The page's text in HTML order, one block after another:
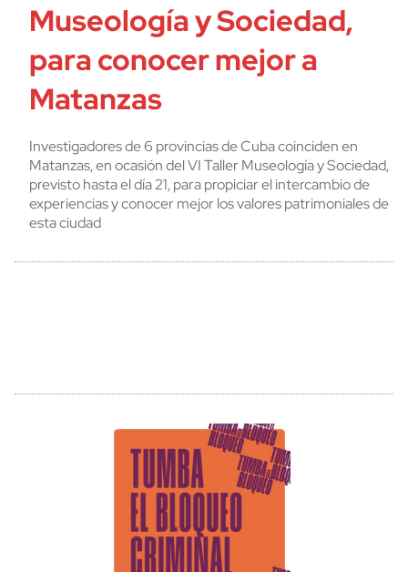
Museología y Sociedad,
para conocer mejor a
Matanzas
Investigadores de 6 provincias de Cuba coinciden en
Matanzas, en ocasión del VI Taller Museología y Sociedad,
previsto hasta el día 21, para propiciar el intercambio de
experiencias y conocer mejor los valores patrimoniales de
esta ciudad